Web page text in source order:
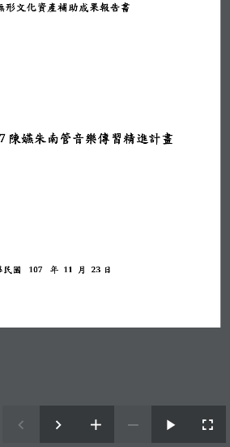
形文化資產補助成果報告書
7 陳嬿朱南管音樂傳習精進計畫
民國 107 年 11 月 23 日